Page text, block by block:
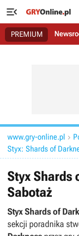

PREMIUM
www.gry-online.pl 
Styx: Shards of
Styx Shards
Sabotaż
Styx Shards of
sekcji poradnika